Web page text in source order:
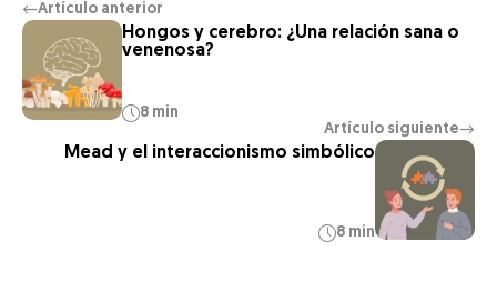
←Artículo anterior
Hongos y cerebro: ¿Una relación sana o
venenosa?
8 min
Artículo siguiente→
Mead y el interaccionismo simbólico
8 min